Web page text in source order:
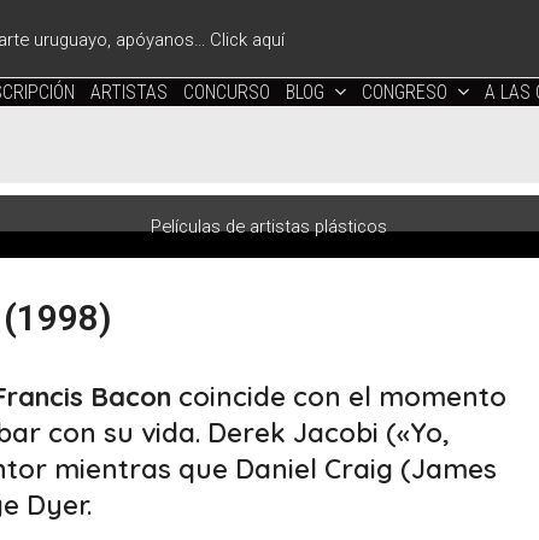
uruguayo, apóyanos… Click aquí
ARTISTAS CONCURSO BLOG CONGRESO A LAS
Películas de artistas plásticos
(1998)
Bacon coincide con el momento
con su vida. Derek Jacobi («Yo,
mientras que Daniel Craig (James
Dyer.